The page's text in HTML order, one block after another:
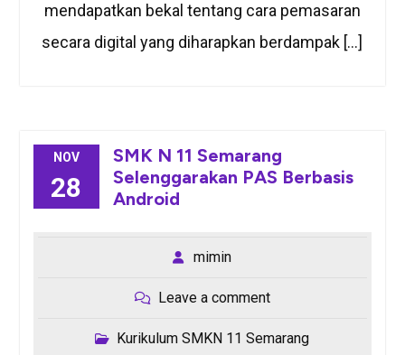
mendapatkan bekal tentang cara pemasaran
secara digital yang diharapkan berdampak […]
NOV
28
SMK N 11 Semarang
Selenggarakan PAS Berbasis
Android
mimin
Leave a comment
Kurikulum SMKN 11 Semarang